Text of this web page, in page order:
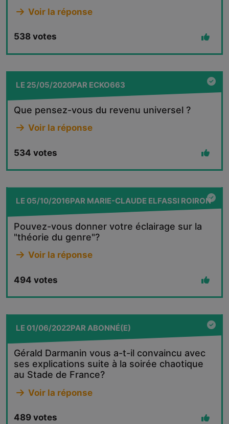
Voir la réponse
538 votes
LE 25/05/2020PAR ECKO663
Que pensez-vous du revenu universel ?
Voir la réponse
534 votes
LE05/10/2016PAR MARIE-CLAUDE ELFASSI ROIRON
Pouvez-vous donner votre éclairage sur la
"théorie du genre"?
Voir la réponse
494 votes
LE01/06/2022PARABONNÉ(E)
Gérald Darmanin vous a-t-il convaincu avec
ses explications suite à la soirée chaotique
au Stade de France?
Voir la réponse
489 votes